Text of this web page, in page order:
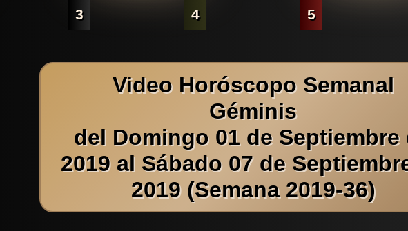
3 4 5
Video Horóscopo Semanal
Géminis
del Domingo 01 de Septiembre
2019 al Sábado 07 de
2019 (Semana 2019-36)